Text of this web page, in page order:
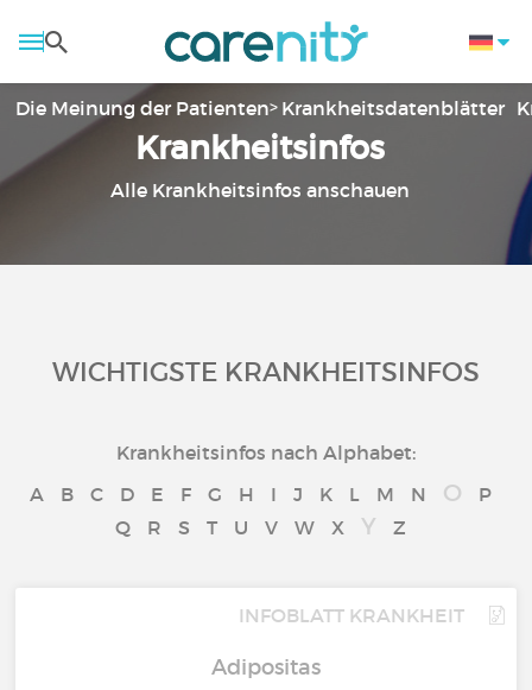
Die Meinung der Patienten Krankheitsdatenblätter
Krankheitsinfos
Alle Krankheitsinfos anschauen
WICHTIGSTE KRANKHEITSINFOS
Krankheitsinfos nach Alphabet:
A
B C D E F G H I J K L M N O
P
Q
R S T U V W X Y Z
INFOBLATT KRANKHEIT
Adipositas